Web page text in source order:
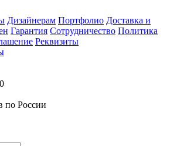
Дизайнерам Портфолио Доставка и
Гарантия Сотрудничество Политика
Реквизиты
по России